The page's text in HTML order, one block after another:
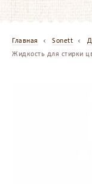
Главная Sonett
Жидкость для стирки